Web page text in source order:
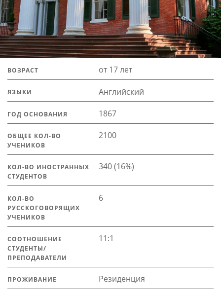
ВОЗРАСТ от 17 лет
ЯЗЫКИ Английский
ГОД ОСНОВАНИЯ 1867
ОБЩЕЕ КОЛ-ВО
УЧЕНИКОВ
2100
КОЛ-ВО ИНОСТРАННЫХ
СТУДЕНТОВ
340 (16%)
КОЛ-ВО
РУССКОГОВОРЯЩИХ
УЧЕНИКОВ
6
СООТНОШЕНИЕ
СТУДЕНТЫ/
ПРЕПОДАВАТЕЛИ
11:1
ПРОЖИВАНИЕ Резиденция